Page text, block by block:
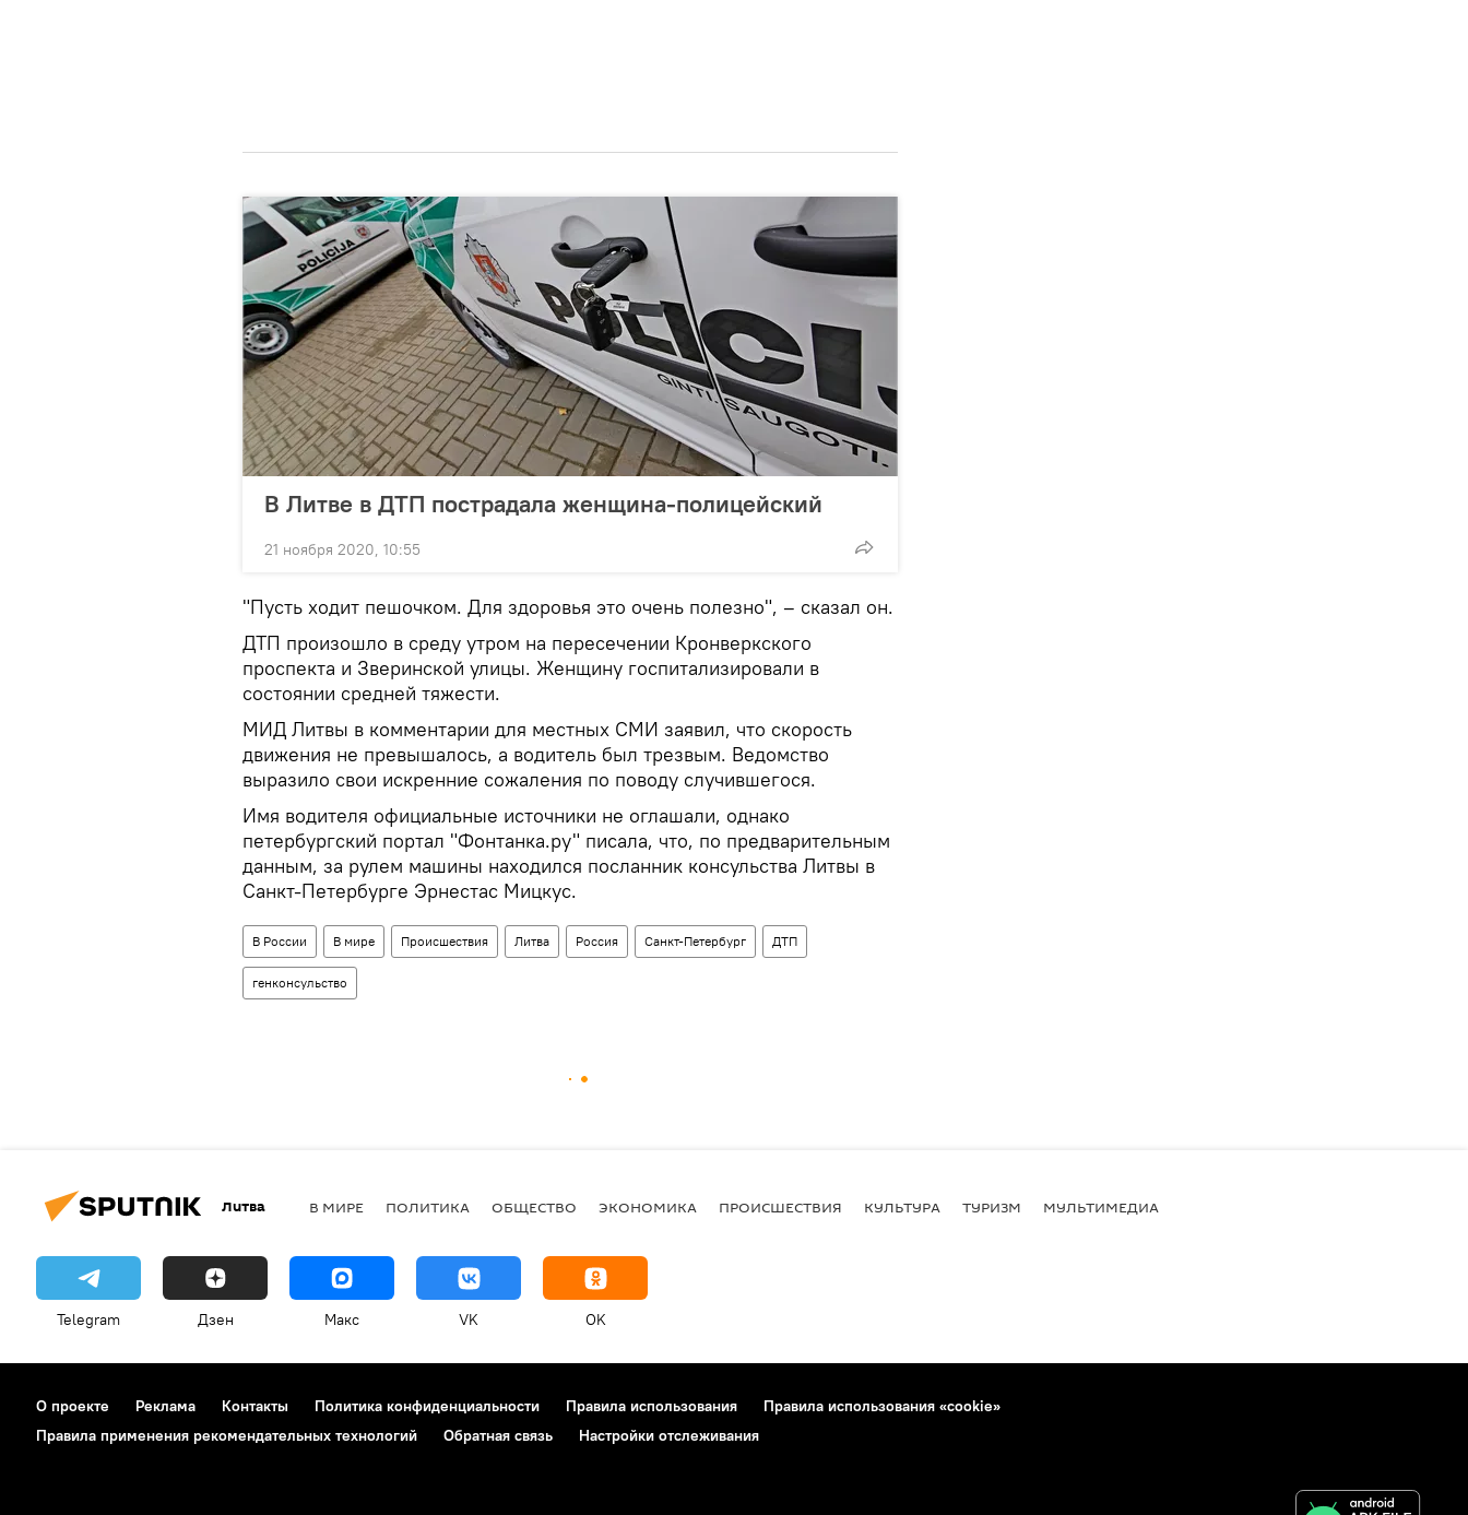
В Литве в ДТП пострадала женщина-полицейский
21 ноября 2020, 10:55
"Пусть ходит пешочком. Для здоровья это очень полезно", – сказал он.
ДТП произошло в среду утром на пересечении Кронверкского
проспекта и Зверинской улицы. Женщину госпитализировали в
состоянии средней тяжести.
МИД Литвы в комментарии для местных СМИ заявил, что скорость
движения не превышалось, а водитель был трезвым. Ведомство
выразило свои искренние сожаления по поводу случившегося.
Имя водителя официальные источники не оглашали, однако
петербургский портал "Фонтанка.ру" писала, что, по предварительным
данным, за рулем машины находился посланник консульства Литвы в
Санкт-Петербурге Эрнестас Мицкус.
В России В мире Происшествия Литва Россия Санкт-Петербург ДТП
генконсульство
Литва В МИРЕ ПОЛИТИКА ОБЩЕСТВО ЭКОНОМИКА ПРОИСШЕСТВИЯ КУЛЬТУРА ТУРИЗМ МУЛЬТИМЕДИА
Telegram Дзен Макс VK OK
О проекте Реклама Контакты Политика конфиденциальности Правила использования
Правила использования «cookie»
Правила применения рекомендательных технологий
Обратная связь Настройки отслеживания